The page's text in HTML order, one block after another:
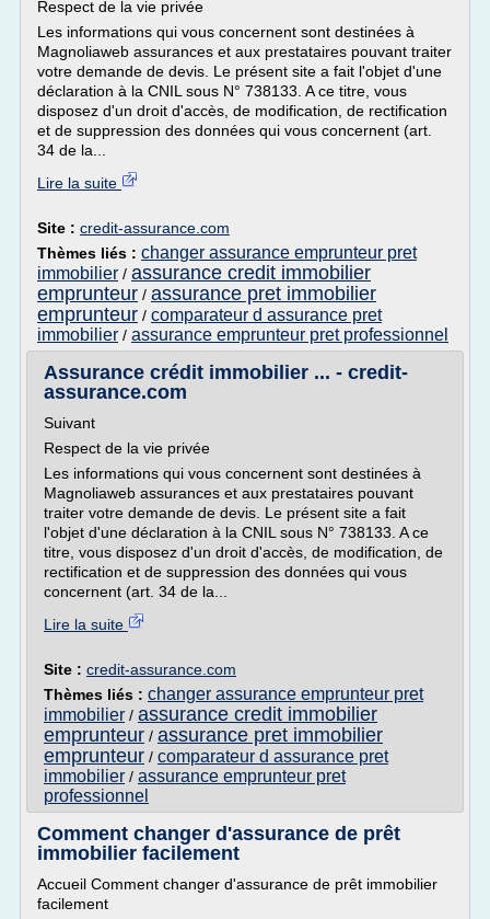
Respect de la vie privée
Les informations qui vous concernent sont destinées à
Magnoliaweb assurances et aux prestataires pouvant traiter
votre demande de devis. Le présent site a fait l'objet d'une
déclaration à la CNIL sous N° 738133. A ce titre, vous
disposez d'un droit d'accès, de modification, de rectification
et de suppression des données qui vous concernent (art.
34 de la...
Lire la suite
Site : credit-assurance.com
Thèmes liés : changer assurance emprunteur pret
immobilier / assurance credit immobilier
emprunteur / assurance pret immobilier
emprunteur / comparateur d assurance pret
immobilier / assurance emprunteur pret professionnel
Assurance crédit immobilier ... - credit-
assurance.com
Suivant
Respect de la vie privée
Les informations qui vous concernent sont destinées à
Magnoliaweb assurances et aux prestataires pouvant
traiter votre demande de devis. Le présent site a fait
l'objet d'une déclaration à la CNIL sous N° 738133. A ce
titre, vous disposez d'un droit d'accès, de modification, de
rectification et de suppression des données qui vous
concernent (art. 34 de la...
Lire la suite
Site : credit-assurance.com
Thèmes liés : changer assurance emprunteur pret
immobilier / assurance credit immobilier
emprunteur / assurance pret immobilier
emprunteur / comparateur d assurance pret
immobilier / assurance emprunteur pret
professionnel
Comment changer d'assurance de prêt
immobilier facilement
Accueil Comment changer d'assurance de prêt immobilier
facilement